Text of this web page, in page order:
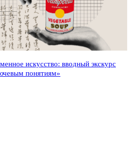
искусство: вводный экскурс
понятиям»